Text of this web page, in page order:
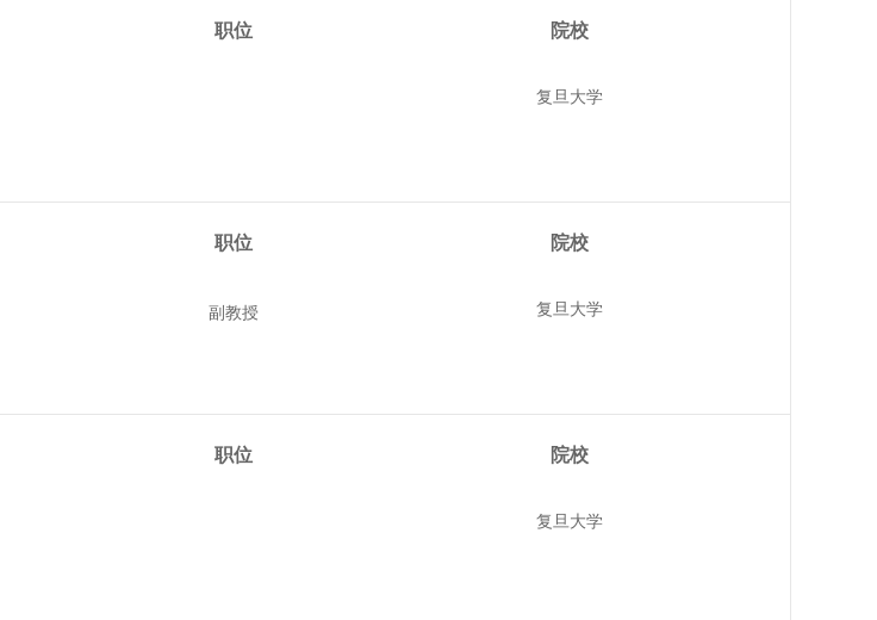
职位 院校
复旦大学
职位
副教授
院校
复旦大学
职位 院校
复旦大学